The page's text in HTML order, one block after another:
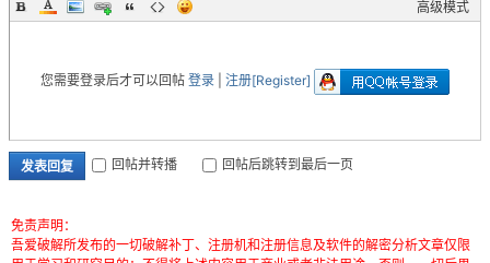
高级模式
您需要登录后才可以回帖 登录 注册[Register]
发表回复 回帖并转播 回帖后跳转到最后一页
免责声明：
吾爱破解所发布的一切破解补丁、注册机和注册信息及软件的解密分析文章仅限